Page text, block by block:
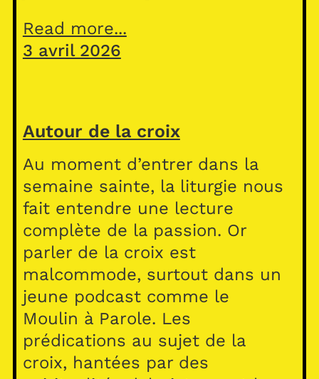
Read more...
3 avril 2026
Autour de la croix
Au moment d’entrer dans la
semaine sainte, la liturgie nous
fait entendre une lecture
complète de la passion. Or
parler de la croix est
malcommode, surtout dans un
jeune podcast comme le
Moulin à Parole. Les
prédications au sujet de la
croix, hantées par des